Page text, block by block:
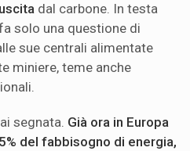
dal carbone. In testa
solo una questione di
sue centrali alimentate
miniere, teme anche
segnata. Già ora in Europa
del fabbisogno di energia,